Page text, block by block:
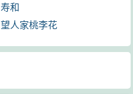
寿和
望人家桃李花